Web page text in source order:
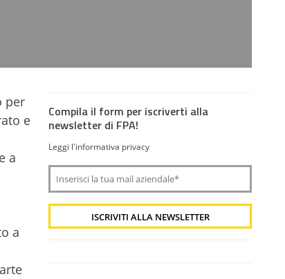
per
e
a
a
Compila il form per iscriverti alla
newsletter di FPA!
Leggi l'informativa privacy